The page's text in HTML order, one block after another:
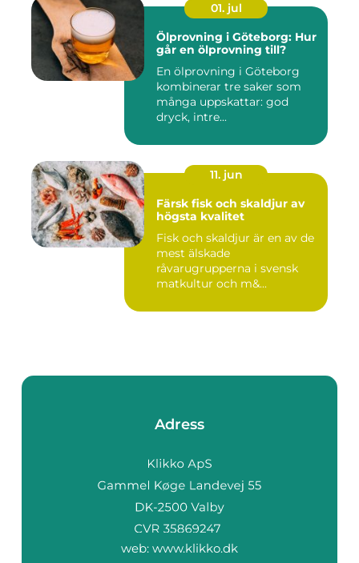
01. jul
Ölprovning i Göteborg: Hur
går en ölprovning till?
En ölprovning i Göteborg
kombinerar tre saker som
många uppskattar: god
dryck, intre...
11. jun
Färsk fisk och skaldjur av
högsta kvalitet
Fisk och skaldjur är en av de
mest älskade
råvarugrupperna i svensk
matkultur och m&...
Adress
web: www.klikko.dk